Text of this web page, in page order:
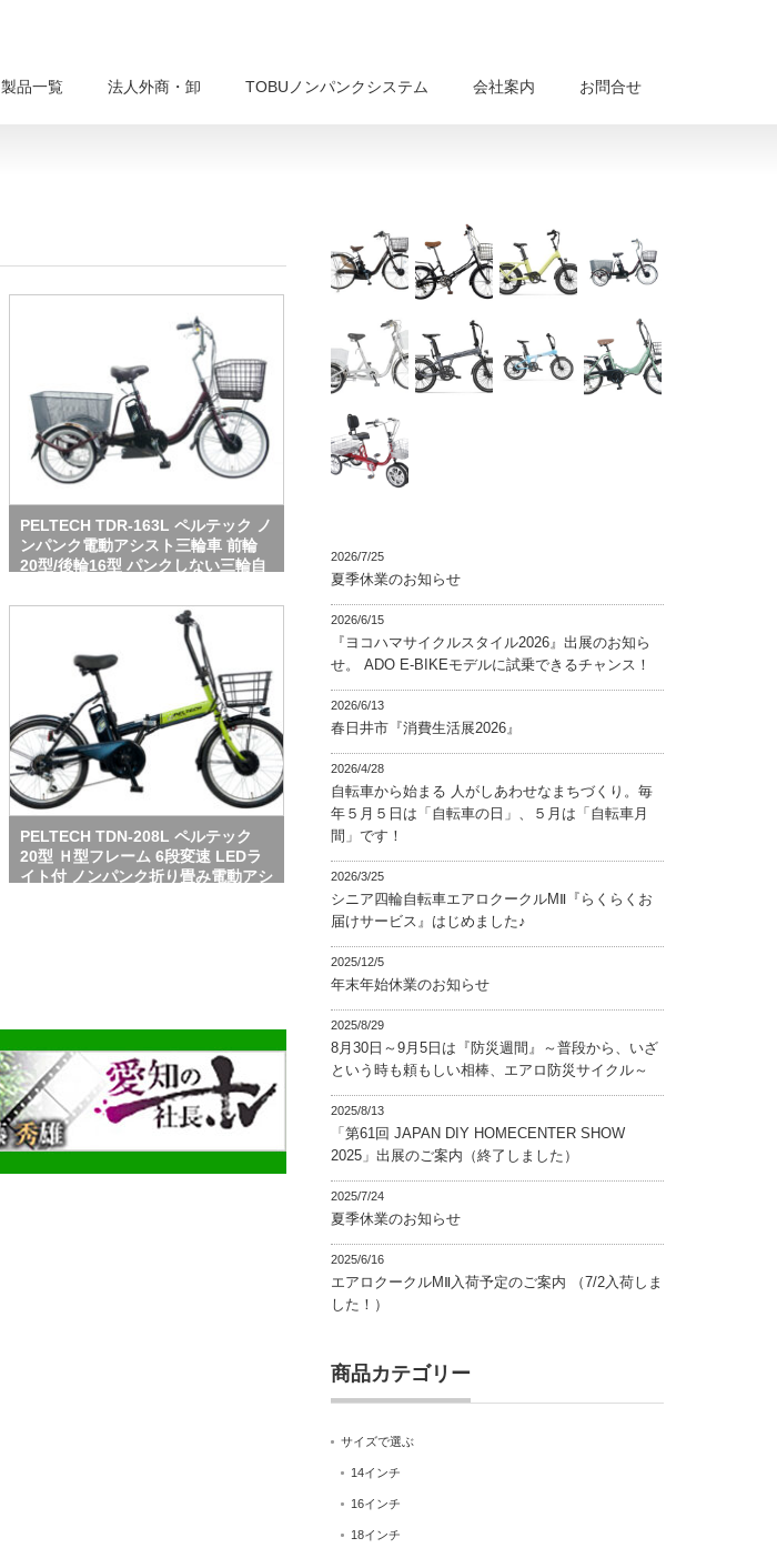
製品一覧 法人外商・卸 TOBUノンパンクシステム 会社案内 お問合せ
PELTECH TDR-163L ペルテック ノ
ンパンク電動アシスト三輪車 前輪
20型/後輪16型 パンクしない三輪自
PELTECH TDN-208L ペルテック
20型 Ｈ型フレーム 6段変速 LEDラ
イト付 ノンパンク折り畳み電動アシ
2026/7/25
夏季休業のお知らせ
2026/6/15
『ヨコハマサイクルスタイル2026』出展のお知ら
せ。 ADO E-BIKEモデルに試乗できるチャンス！
2026/6/13
春日井市『消費生活展2026』
2026/4/28
自転車から始まる 人がしあわせなまちづくり。毎
年５月５日は「自転車の日」、５月は「自転車月
間」です！
2026/3/25
シニア四輪自転車エアロクークルMⅡ『らくらくお
届けサービス』はじめました♪
2025/12/5
年末年始休業のお知らせ
2025/8/29
8月30日～9月5日は『防災週間』～普段から、いざ
という時も頼もしい相棒、エアロ防災サイクル～
2025/8/13
「第61回 JAPAN DIY HOMECENTER SHOW
2025」出展のご案内（終了しました）
2025/7/24
夏季休業のお知らせ
2025/6/16
エアロクークルMⅡ入荷予定のご案内 （7/2入荷しま
した！）
商品カテゴリー
サイズで選ぶ
14インチ
16インチ
18インチ